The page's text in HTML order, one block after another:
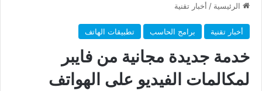
الرئيسية / أخبار تقنية
أخبار تقنية برامج الحاسب تطبيقات الهاتف
خدمة جديدة مجانية من فايبر
لمكالمات الفيديو على الهواتف